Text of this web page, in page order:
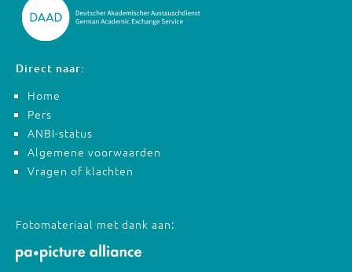
Direct naar:
Home
Pers
ANBI-status
Algemene voorwaarden
Vragen of klachten
Fotomateriaal met dank aan: